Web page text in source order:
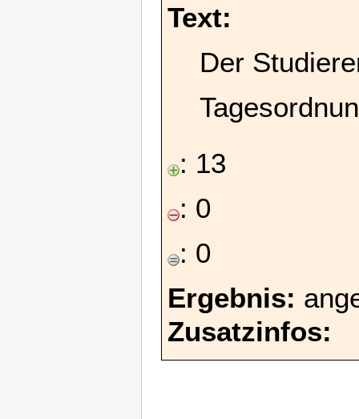
Text:
Der
: 13
: 0
: 0
Ergebnis:
Zusatzinfos: